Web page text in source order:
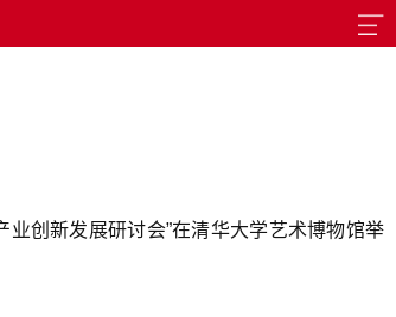
创新发展研讨会”在清华大学艺术博物馆举